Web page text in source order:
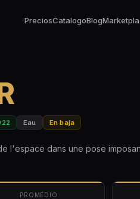
PreciosCatalogoBlog
Eau En baja
l'espace dans une pose
PROMEDIO